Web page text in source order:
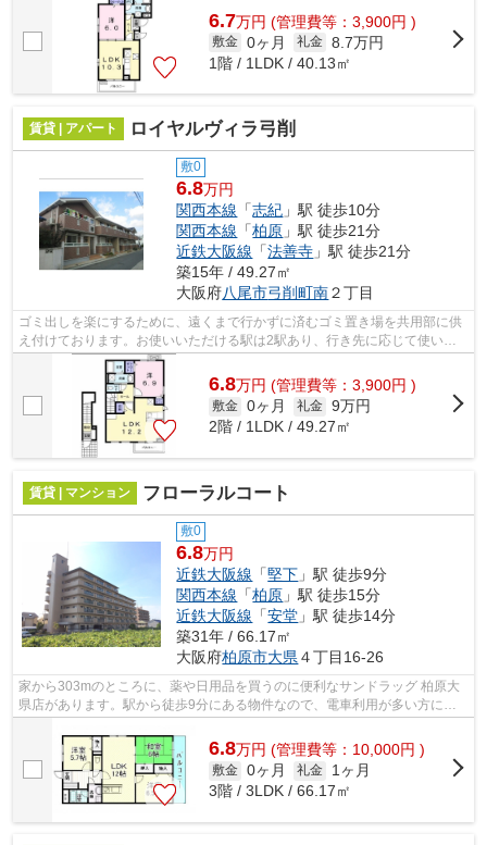
6.7万円 (管理費等：3,900円 )
敷金 0ヶ月 礼金 8.7万円
1階 / 1LDK / 40.13㎡
賃貸 | アパート ロイヤルヴィラ弓削
敷0
6.8万円
関西本線 「志紀 」駅 徒歩10分
関西本線 「柏原 」駅 徒歩21分
近鉄大阪線 「法善寺 」駅 徒歩21分
築15年 / 49.27㎡
大阪府八尾市弓削町南２丁目
ゴミ出しを楽にするために、遠くまで行かずに済むゴミ置き場を共用部に供
え付けております。お使いいただける駅は2駅あり、行き先に応じて使い分
けができます。こちらは賃料6.8万円の...
6.8万円 (管理費等：3,900円 )
敷金 0ヶ月 礼金 9万円
2階 / 1LDK / 49.27㎡
賃貸 | マンション フローラルコート
敷0
6.8万円
近鉄大阪線 「堅下 」駅 徒歩9分
関西本線 「柏原 」駅 徒歩15分
近鉄大阪線 「安堂 」駅 徒歩14分
築31年 / 66.17㎡
大阪府柏原市大県 ４丁目16-26
家から303mのところに、薬や日用品を買うのに便利なサンドラッグ 柏原大
県店があります。駅から徒歩9分にある物件なので、電車利用が多い方にオ
ススメです。共用部には敷地内ごみ置き...
6.8万円 (管理費等：10,000円 )
敷金 0ヶ月 礼金
1ヶ月
3階 / 3LDK / 66.17㎡